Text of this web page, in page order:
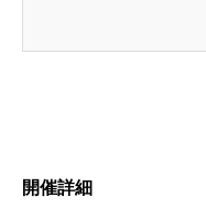
開催詳細